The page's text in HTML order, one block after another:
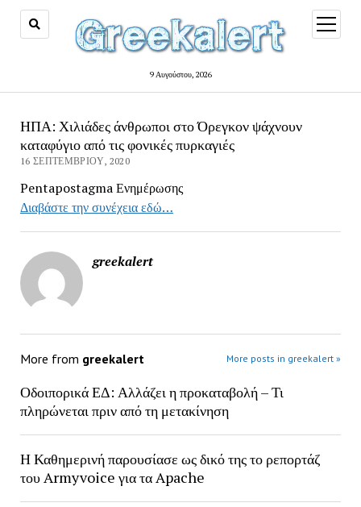
9 Αυγούστου, 2026
open
menu
ΗΠΑ: Χιλιάδες άνθρωποι στο Όρεγκον ψάχνουν
καταφύγιο από τις φονικές πυρκαγιές
16 ΣΕΠΤΕΜΒΡΊΟΥ, 2020
Pentapostagma Ενημέρωσης
Διαβάστε την συνέχεια εδώ…
greekalert
More from greekalert More posts in greekalert »
Οδοιπορικά ΕΔ: Αλλάζει η προκαταβολή – Τι
πληρώνεται πριν από τη μετακίνηση
Η Καθημερινή παρουσίασε ως δικό της το ρεπορτάζ
του Armyvoice για τα Apache